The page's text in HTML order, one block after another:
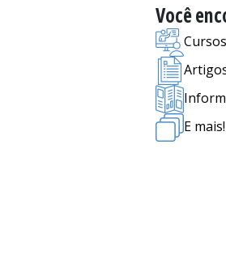
Você
E mais!